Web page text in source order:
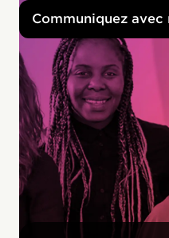
Communiquez avec